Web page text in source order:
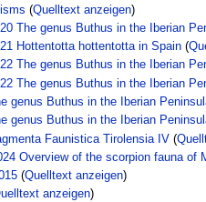
(Quelltext anzeigen)
The genus Buthus in the Iberian
Hottentotta hottentotta in Spain(
The genus Buthus in the Iberian
The genus Buthus in the Iberian
genus Buthus in the Iberian
genus Buthus in the Iberian
Faunistica Tirolensia IV(
Overview of the scorpion fauna of
(Quelltext anzeigen)
anzeigen)